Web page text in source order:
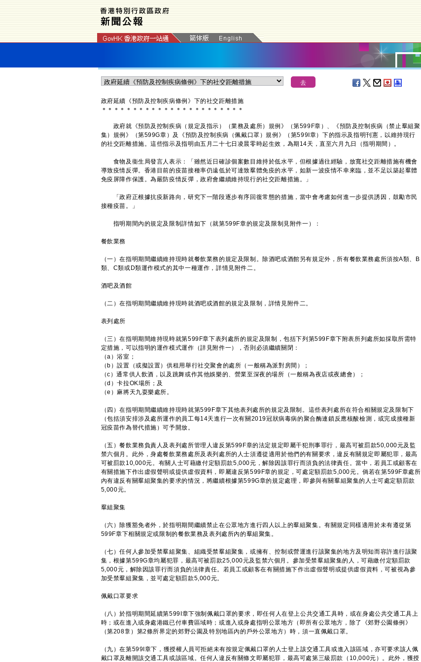
政府延續《預防及控制疾病條例》下的社交距離措施
＊ ＊ ＊ ＊ ＊ ＊ ＊ ＊ ＊ ＊ ＊ ＊ ＊ ＊ ＊ ＊ ＊ ＊ ＊ ＊ ＊ ＊ ＊
​政府就《預防及控制疾病（規定及指示）（業務及處所）規例》（第599F章）、《預防及控制疾病（禁止羣組聚
集）規例》（第599G章）及《預防及控制疾病（佩戴口罩）規例》（第599I章）下的指示及指明刊憲，以維持現行
的社交距離措施。這些指示及指明由五月二十七日凌晨零時起生效，為期14天，直至六月九日（指明期間）。
食物及衞生局發言人表示：「雖然近日確診個案數目維持於低水平，但根據過往經驗，放寬社交距離措施有機會
導致疫情反彈。香港目前的疫苗接種率仍遠低於可達致羣體免疫的水平，如新一波疫情不幸來臨，並不足以築起羣體
免疫屏障作保護。為嚴防疫情反彈，政府會繼續維持現行的社交距離措施。」
「政府正根據抗疫新路向，研究下一階段逐步有序回復常態的措施，當中會考慮如何進一步提供誘因，鼓勵市民
接種疫苗。」
指明期間內的規定及限制詳情如下（就第599F章的規定及限制見附件一）：
餐飲業務
（一）在指明期間繼續維持現時就餐飲業務的規定及限制。除酒吧或酒館另有規定外，所有餐飲業務處所須按A類、B
類、C類或D類運作模式的其中一種運作，詳情見附件二。
酒吧及酒館
（二）在指明期間繼續維持現時就酒吧或酒館的規定及限制，詳情見附件二。
表列處所
（三）在指明期間維持現時就第599F章下表列處所的規定及限制，包括下列第599F章下附表所列處所如採取所需特
定措施，可以指明的運作模式運作（詳見附件一），否則必須繼續關閉：
（a）浴室；
（b）設置（或擬設置）供租用舉行社交聚會的處所（一般稱為派對房間）；
（c）通常供人飲酒，以及跳舞或作其他娛樂的、營業至深夜的場所（一般稱為夜店或夜總會）；
（d）卡拉OK場所；及
（e）麻將天九耍樂處所。
（四）在指明期間繼續維持現時就第599F章下其他表列處所的規定及限制。這些表列處所在符合相關規定及限制下
（包括須安排涉及處所運作的員工每14天進行一次有關2019冠狀病毒病的聚合酶連鎖反應核酸檢測，或完成接種新
冠疫苗作為替代措施）可予開放。
（五）餐飲業務負責人及表列處所管理人違反第599F章的法定規定即屬干犯刑事罪行，最高可被罰款50,000元及監
禁六個月。此外，身處餐飲業務處所及表列處所的人士須遵從適用於他們的有關要求，違反有關規定即屬犯罪，最高
可被罰款10,000元。有關人士可藉繳付定額罰款5,000元，解除因該罪行而須負的法律責任。當中，若員工或顧客在
有關措施下作出虛假聲明或提供虛假資料，即屬違反第599F章的規定，可處定額罰款5,000元。倘若在第599F章處所
內有違反有關羣組聚集的要求的情況，將繼續根據第599G章的規定處理，即參與有關羣組聚集的人士可處定額罰款
5,000元。
羣組聚集
（六）除獲豁免者外，於指明期間繼續禁止在公眾地方進行四人以上的羣組聚集。有關規定同樣適用於未有遵從第
599F章下相關規定或限制的餐飲業務及表列處所內的羣組聚集。
（七）任何人參加受禁羣組聚集、組織受禁羣組聚集，或擁有、控制或營運進行該聚集的地方及明知而容許進行該聚
集，根據第599G章均屬犯罪，最高可被罰款25,000元及監禁六個月。參加受禁羣組聚集的人，可藉繳付定額罰款
5,000元，解除因該罪行而須負的法律責任。若員工或顧客在有關措施下作出虛假聲明或提供虛假資料，可被視為參
加受禁羣組聚集，並可處定額罰款5,000元。
佩戴口罩要求
（八）於指明期間延續第599I章下強制佩戴口罩的要求，即任何人在登上公共交通工具時，或在身處公共交通工具上
時；或在進入或身處港鐵已付車費區域時；或進入或身處指明公眾地方（即所有公眾地方，除了《郊野公園條例》
（第208章）第2條所界定的郊野公園及特別地區內的戶外公眾地方）時，須一直佩戴口罩。
（九）在第599I章下，獲授權人員可拒絕未有按規定佩戴口罩的人士登上該交通工具或進入該區域，亦可要求該人佩
戴口罩及離開該交通工具或該區域。任何人違反有關條文即屬犯罪，最高可處第三級罰款（10,000元）。此外，獲授